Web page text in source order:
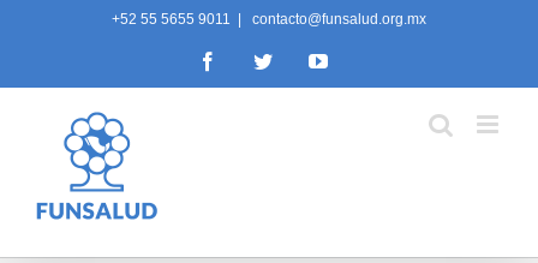
+52 55 5655 9011 contacto@funsalud.org.mx
FacebookTwitterYouTube